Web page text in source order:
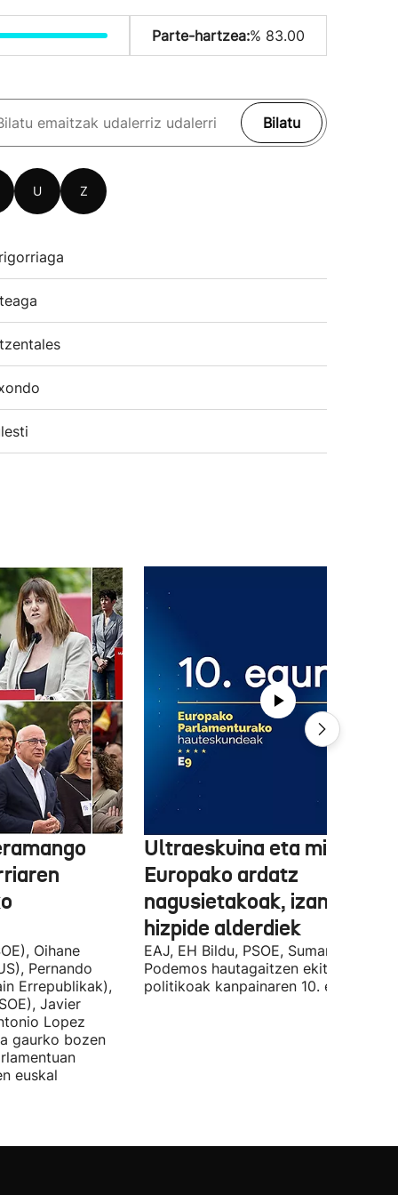
Parte-hartzea:% 83.00
Bilatu
U Z
Oihane
Pernando
Errepublikak),
Javier
Lopez
gaurko bozen
euskal
Ultraeskuina eta
Europako ardatz
nagusietakoak, izan dituzte
hizpide alderdiek
EAJ, EH Bildu, PSOE, Sumar, PP eta
Podemos hautagaitzen ekitaldi
politikoak kanpainaren 10. egunean.